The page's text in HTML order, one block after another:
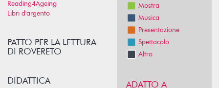
Reading4Ageing
Libri d'argento
PATTO PER LA LETTURA
DI ROVERETO
DIDATTICA
Mostra
Musica
Presentazione
Spettacolo
Altro
ADATTO A